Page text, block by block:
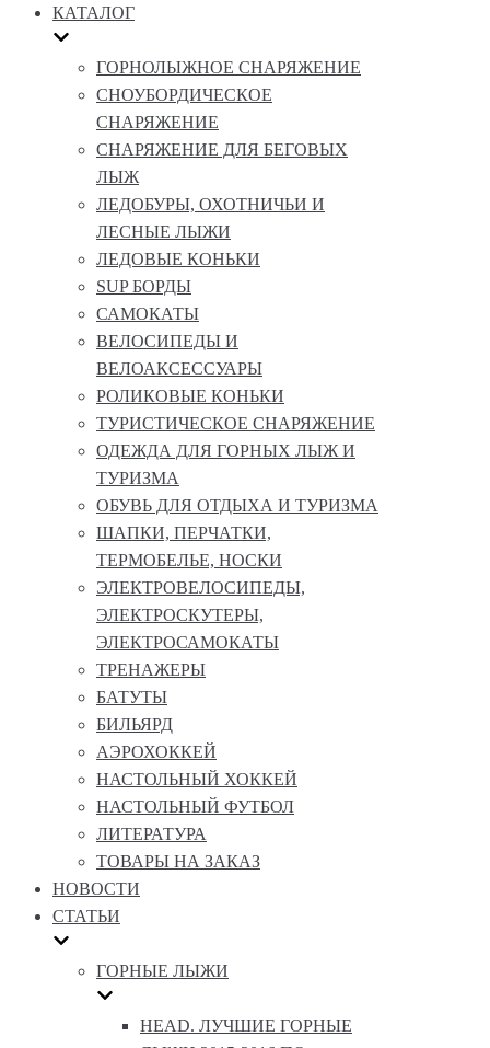
КАТАЛОГ
ГОРНОЛЫЖНОЕ СНАРЯЖЕНИЕ
СНОУБОРДИЧЕСКОЕ
СНАРЯЖЕНИЕ
СНАРЯЖЕНИЕ ДЛЯ БЕГОВЫХ
ЛЫЖ
ЛЕДОБУРЫ, ОХОТНИЧЬИ И
ЛЕСНЫЕ ЛЫЖИ
ЛЕДОВЫЕ КОНЬКИ
SUP БОРДЫ
САМОКАТЫ
ВЕЛОСИПЕДЫ И
ВЕЛОАКСЕССУАРЫ
РОЛИКОВЫЕ КОНЬКИ
ТУРИСТИЧЕСКОЕ СНАРЯЖЕНИЕ
ОДЕЖДА ДЛЯ ГОРНЫХ ЛЫЖ И
ТУРИЗМА
ОБУВЬ ДЛЯ ОТДЫХА И ТУРИЗМА
ШАПКИ, ПЕРЧАТКИ,
ТЕРМОБЕЛЬЕ, НОСКИ
ЭЛЕКТРОВЕЛОСИПЕДЫ,
ЭЛЕКТРОСКУТЕРЫ,
ЭЛЕКТРОСАМОКАТЫ
ТРЕНАЖЕРЫ
БАТУТЫ
БИЛЬЯРД
АЭРОХОККЕЙ
НАСТОЛЬНЫЙ ХОККЕЙ
НАСТОЛЬНЫЙ ФУТБОЛ
ЛИТЕРАТУРА
ТОВАРЫ НА ЗАКАЗ
НОВОСТИ
СТАТЬИ
ГОРНЫЕ ЛЫЖИ
HEAD. ЛУЧШИЕ ГОРНЫЕ